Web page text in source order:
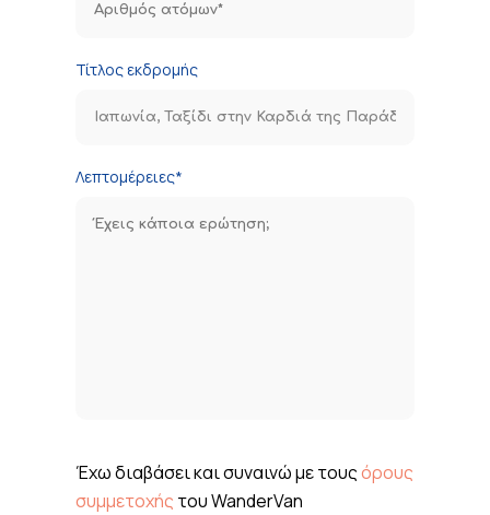
Τίτλος εκδρομής
Λεπτομέρειες*
Έχω διαβάσει και συναινώ με τουςόρους
συμμετοχής του WanderVan